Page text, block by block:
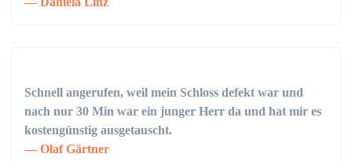
Schnell angerufen, weil mein Schloss defekt war und
nach nur 30 Min war ein junger Herr da und hat mir es
kostengünstig ausgetauscht.
Olaf Gärtner